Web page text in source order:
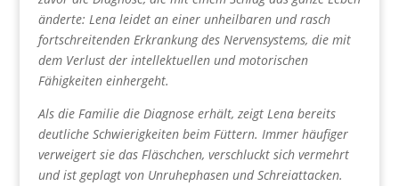
änderte: Lena leidet an einer unheilbaren und rasch
fortschreitenden Erkrankung des Nervensystems, die mit
dem Verlust der intellektuellen und motorischen
Fähigkeiten einhergeht.
Als die Familie die Diagnose erhält, zeigt Lena bereits
deutliche Schwierigkeiten beim Füttern. Immer häufiger
verweigert sie das Fläschchen, verschluckt sich vermehrt
und ist geplagt von Unruhephasen und Schreiattacken.